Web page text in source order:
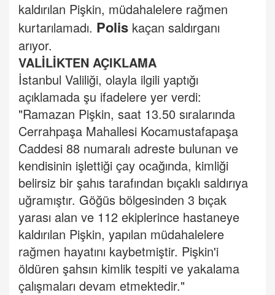
kaldırılan Pişkin, müdahalelere rağmen
kurtarılamadı. Polis kaçan saldırganı
arıyor.
VALİLİKTEN AÇIKLAMA
İstanbul Valiliği, olayla ilgili yaptığı
açıklamada şu ifadelere yer verdi:
"Ramazan Pişkin, saat 13.50 sıralarında
Cerrahpaşa Mahallesi Kocamustafapaşa
Caddesi 88 numaralı adreste bulunan ve
kendisinin işlettiği çay ocağında, kimliği
belirsiz bir şahıs tarafından bıçaklı saldırıya
uğramıştır. Göğüs bölgesinden 3 bıçak
yarası alan ve 112 ekiplerince hastaneye
kaldırılan Pişkin, yapılan müdahalelere
rağmen hayatını kaybetmiştir. Pişkin'i
öldüren şahsın kimlik tespiti ve yakalama
çalışmaları devam etmektedir."